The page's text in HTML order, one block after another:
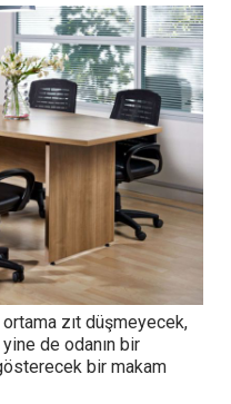
zıt düşmeyecek,
de odanın bir
bir makam